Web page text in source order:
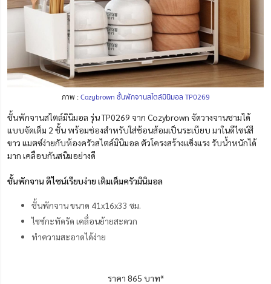
ภาพ :Cozybrown ชั้นพักจานสไตล์มินิมอล TP0269
ชั้นพักจานสไตล์มินิมอล รุ่น TP0269 จาก Cozybrown จัดวางจานชามได้
แบบจัดเต็ม 2 ชั้น พร้อมช่องสำหรับใส่ช้อนส้อมเป็นระเบียบ มาในดีไซน์สี
ขาว แมตซ์ง่ายกับห้องครัวสไตล์มินิมอล ตัวโครงสร้างแข็งแรง รับน้ำหนักได้
มาก เคลือบกันสนิมอย่างดี
ชั้นพักจาน ดีไซน์เรียบง่าย เติมเต็มครัวมินิมอล
ชั้นพักจาน ขนาด 41x16x33 ซม.
ไซซ์กะทัดรัด เคลื่อนย้ายสะดวก
ทำความสะอาดได้ง่าย
ราคา 865 บาท*